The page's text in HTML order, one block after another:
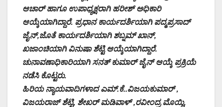
ಆಚಾರ್ ಹಾಗೂ ಉಪಾಧ್ಯಕ್ಷರಾಗಿ ಹರೀಶ್ ಅಧಿಕಾರಿ
ಆಯ್ಕೆಯಾಗಿದ್ದಾರೆ. ಪ್ರಧಾನ ಕಾರ್ಯದರ್ಶಿಯಾಗಿ ಪದ್ಮಪ್ರಸಾದ್
ಜೈನ್,ಜೊತೆ ಕಾರ್ಯದರ್ಶಿಯಾಗಿ ಶಬ್ನಮ್ ಖಾನ್,
ಖಜಾಂಚಿಯಾಗಿ ವಿನುಷಾ ಶೆಟ್ಟಿ ಆಯ್ಕೆಯಾಗಿದ್ದಾರೆ.
ಚುನಾವಣಾಧಿಕಾರಿಯಾಗಿ ಸನತ್ ಕುಮಾರ್ ಜೈನ್ ಆಯ್ಕೆ ಪ್ರಕ್ರಿಯೆ
ನಡೆಸಿ ಕೊಟ್ಟರು.
ಹಿರಿಯ ನ್ಯಾಯವಾದಿಗಳಾದ ಎಮ್.ಕೆ..ವಿಜಯಕುಮಾರ್ ,
ವಿಜಯರಾಜ್ ಶೆಟ್ಟಿ, ಶೇಖರ್ ಮಡಿವಾಳ್ ,ರವೀಂದ್ರ ಮೊಯ್ಲಿ,